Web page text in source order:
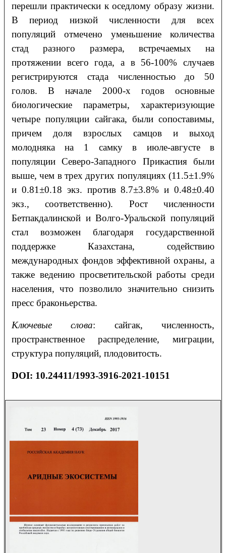
перешли практически к оседлому образу жизни.
В период низкой численности для всех
популяций отмечено уменьшение количества
стад разного размера, встречаемых на
протяжении всего года, а в 56-100% случаев
регистрируются стада численностью до 50
голов. В начале 2000-х годов основные
биологические параметры, характеризующие
четыре популяции сайгака, были сопоставимы,
причем доля взрослых самцов и выход
молодняка на 1 самку в июле-августе в
популяции Северо-Западного Прикаспия были
выше, чем в трех других популяциях (11.5±1.9%
и 0.81±0.18 экз. против 8.7±3.8% и 0.48±0.40
экз., соответственно). Рост численности
Бетпакдалинской и Волго-Уральской популяций
стал возможен благодаря государственной
поддержке Казахстана, содействию
международных фондов эффективной охраны, а
также ведению просветительской работы среди
населения, что позволило значительно снизить
пресс браконьерства.
Ключевые слова: сайгак, численность,
пространственное распределение, миграции,
структура популяций, плодовитость.
DOI: 10.24411/1993-3916-2021-10151